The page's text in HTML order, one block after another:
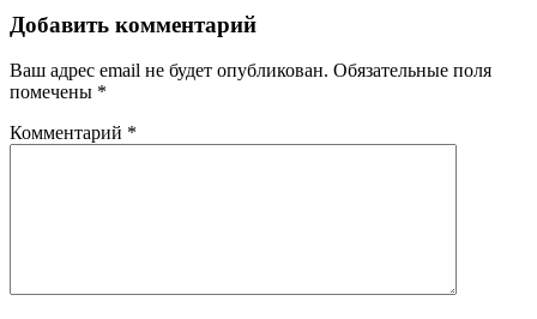
Добавить комментарий
Ваш адрес email не будет опубликован. Обязательные поля
помечены *
Комментарий *